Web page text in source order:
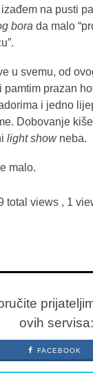
na pusti
bora da malo
u svemu, od
pamtim prazan
i jedno
Dobovanje
light showneba.
malo.
total views , 1
ovih servisa:
FACEBOOK